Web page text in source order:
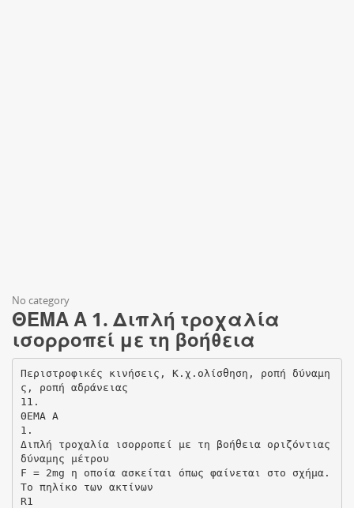
No category
ΘΕΜΑ Α 1. Διπλή τροχαλία
ισορροπεί με τη βοήθεια
Περιστροφικές κινήσεις, Κ.χ.ολίσθηση, ροπή δύναμη
ς, ροπή αδράνειας
11.
ΘΕΜΑ Α
1.
Διπλή τροχαλία ισορροπεί με τη βοήθεια οριζόντιας
δύναμης μέτρου
F = 2mg η οποία ασκείται όπως φαίνεται στο σχήμα.
Το πηλίκο των ακτίνων
R1